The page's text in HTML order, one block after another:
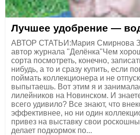
Лучшее удобрение —
АВТОР СТАТЬИ:Мария Смирнова
автор журнала "Делёнка"Чем
сорта посмотреть, конечно,
нибудь, а то и сразу купить, если
поймать коллекционера и не
выпытаешь. Вот этим я и
лилейников на Новинском. И
всего удивило? Все знают, что
эффективнее, но ни один
привез на выставку свои
делает подкормок по...